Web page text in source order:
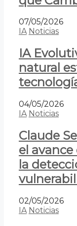
07/05/2026
IA Noticias
IA
natural
04/05/2026
IA Noticias
Claude
el
la
02/05/2026
IA Noticias